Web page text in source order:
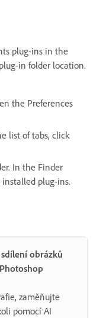
plug-ins in the
in folder location.
the Preferences
list of tabs, click
In the Finder
plug-ins.
obrázků
zaměňujte
pomocí AI